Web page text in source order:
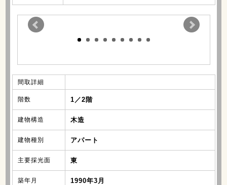
間取詳細
階数 1／2階
建物構造 木造
建物種別 アパート
主要採光面 東
築年月 1990年3月